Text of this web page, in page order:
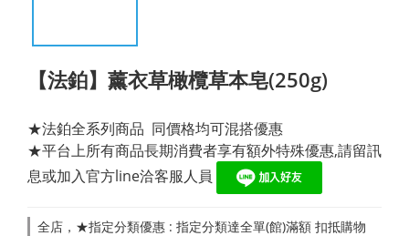
【法鉑】薰衣草橄欖草本皂(250g)
★法鉑全系列商品  同價格均可混搭優惠
★平台上所有商品長期消費者享有額外特殊優惠,請留訊
息或加入官方line洽客服人員
全店，★指定分類優惠 : 指定分類達全單(館)滿額 扣抵購物